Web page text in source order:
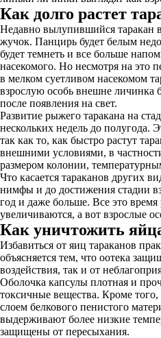
Как долго растет
Недавно вылупившийся таракан
жучок. Панцирь будет белым
будет темнеть и все больше
насекомого. Но несмотря на это
в мелком суетливом насекомом
взрослую особь внешне личинка
после появления на свет.
Развитие рыжего таракана на
нескольких недель до полугода.
так как то, как быстро растут
внешними условиями, в
размером колонии,
Что касается тараканов других
нимфы и до достижения стадии
год и даже больше. Все это
увеличиваются, а вот взрослые
Как уничтожить
Избавиться от яиц тараканов
объясняется тем, что оотека
воздействия, так и от
Оболочка капсулы плотная и
токсичные вещества. Кроме
слоем белкового пенистого
выдерживают более низкие
защищены от пересыхания.